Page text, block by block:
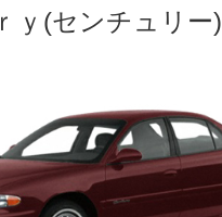
ｙ(センチュリー)